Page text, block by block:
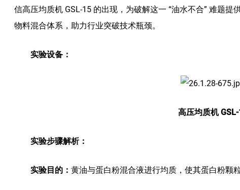
信高压均质机 GSL-15 的出现，为破解这一 “油水不合” 难题
物料混合体系，助力行业突破技术瓶颈。
实验设备：
高压均质机
实验步骤解析：
实验目的：黄油与蛋白粉混合液进行均质，使其蛋白粉颗